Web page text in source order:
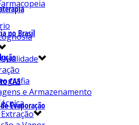
no Brasil
CAS
Evaporação
e Armazenamento